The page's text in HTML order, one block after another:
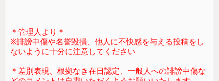
＊管理人より＊
※誹謗中傷や名誉毀損、他人に不快感を与える投稿をし
ないように十分に注意してください
＊差別表現、根拠なき在日認定、一般人への誹謗中傷な